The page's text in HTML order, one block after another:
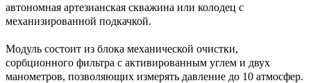
автономная артезианская скважина или колодец с
механизированной подкачкой.
Модуль состоит из блока механической очистки,
сорбционного фильтра с активированным углем и двух
манометров, позволяющих измерять давление до 10 атмосфер.